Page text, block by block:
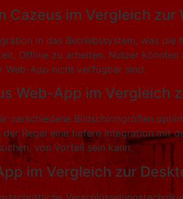
im Vergleich zur
in das Betriebssystem, was die
Offline zu arbeiten. Nutzer
Web-App nicht verfügbar sind.
Web-App im Vergleich
verschiedene Bildschirmgrößen
Regel eine tiefere Integration mit
von Vorteil sein kann.
im Vergleich zur